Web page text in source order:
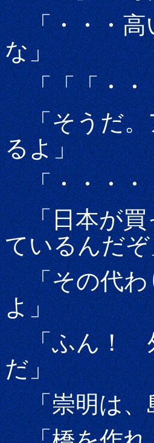
「・・・高
な」
「「「・・
「そうだ。
るよ」
「・・・・
「日本が買
ているんだ
「その代わ
よ」
「ふん！ 外
だ」
「崇明は、